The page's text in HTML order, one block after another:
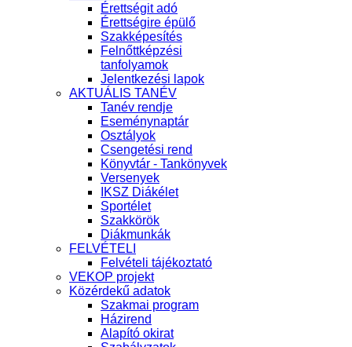
Érettségit adó
Érettségire épülő
Szakképesítés
Felnőttképzési
tanfolyamok
Jelentkezési lapok
AKTUÁLIS TANÉV
Tanév rendje
Eseménynaptár
Osztályok
Csengetési rend
Könyvtár - Tankönyvek
Versenyek
IKSZ Diákélet
Sportélet
Szakkörök
Diákmunkák
FELVÉTELI
Felvételi tájékoztató
VEKOP projekt
Közérdekű adatok
Szakmai program
Házirend
Alapító okirat